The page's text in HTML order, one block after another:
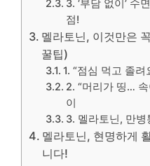
3. ‘부담 없이’ 수
점!
멜라토닌, 이것만은
꿀팁)
1. “점심 먹고 졸
2. “머리가 띵…
이
3. 멜라토닌, 만
멜라토닌, 현명하게
니다!